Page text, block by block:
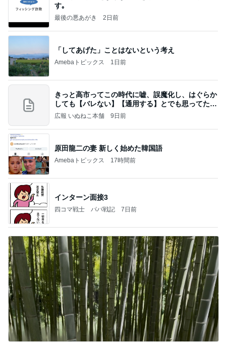
す｡
最後の悪あがき 2日前
「してあげた」ことはないという考え
Amebaトピックス 1日前
きっと高市ってこの時代に嘘、誤魔化し、はぐらか
しても【バレない】【通用する】とでも思ってたん
だろ
広報 いぬねこ本舗 9日前
原田龍二の妻 新しく始めた韓国語
Amebaトピックス 17時間前
インターン面接3
四コマ戦士 パパ戦記 7日前